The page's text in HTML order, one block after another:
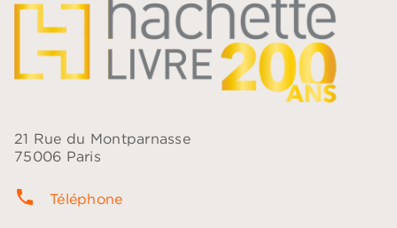
21 Rue du Montparnasse
75006 Paris
phone Téléphone